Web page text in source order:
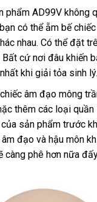
phẩm AD99V không
thanh
toán
có thể ẵm bế
nhaumiễn
phí
. Có thể đặt
Bất cứ nơi đâu khiến
khi giải tỏa sinh lý.
âm đạo mông
thêm cũ
các loại
nhận
xét
của sản phẩm trước
đạo hỗ
trợ
và hậu môn
càng phê đặt
hơn nữa